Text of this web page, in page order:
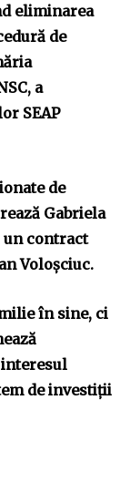
eliminarea
de
a
SEAP
de
Gabriela
un contract
Voloșciuc.
în sine, ci
de investiții